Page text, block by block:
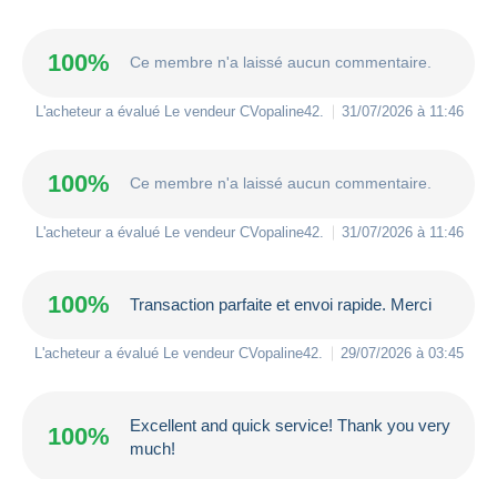
100% Ce membre n'a laissé aucun commentaire.
L'acheteur a évalué Le vendeur CVopaline42 31/07/2026 à 11:46
100% Ce membre n'a laissé aucun commentaire.
L'acheteur a évalué Le vendeur CVopaline42 31/07/2026 à 11:46
100% Transaction parfaite et envoi rapide. Merci
L'acheteur a évalué Le vendeur CVopaline42 29/07/2026 à 03:45
100%
Excellent and quick service! Thank you very
much!